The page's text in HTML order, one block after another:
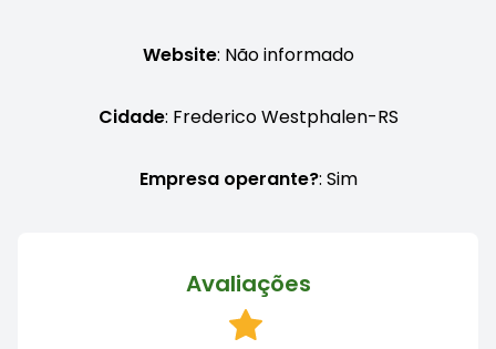
Website: Não informado
Cidade: Frederico Westphalen-RS
Empresa operante?: Sim
Avaliações